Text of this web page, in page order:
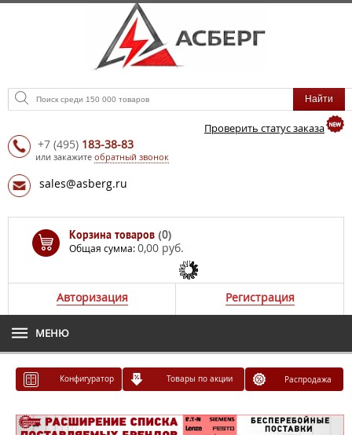
Проверить статус заказа
+7 (495) 183-38-83
или закажите обратный звонок
sales@asberg.ru
Корзина товаров (0)
Общая сумма:0,00 руб.
Авторизация Регистрация
МЕНЮ
Конфигуратор Товары по акции Распродажа